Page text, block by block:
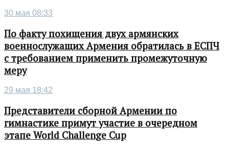
30 мая 08:33
По факту похищения двух армянских
военнослужащих Армения обратилась в ЕСПЧ
с требованием применить промежуточную
меру
29 мая 18:42
Представители сборной Армении по
гимнастике примут участие в очередном
этапе World Challenge Cup